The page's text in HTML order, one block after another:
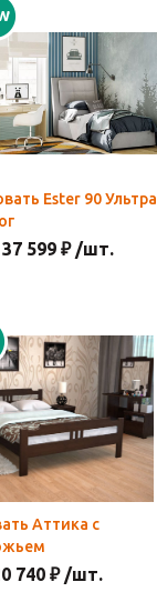
Ester 90 Ультра
599 ₽ /шт.
Аттика с
740 ₽ /шт.